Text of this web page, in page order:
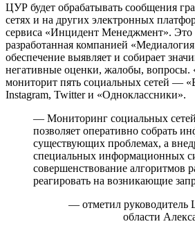
ЦУР будет обрабатывать сообщения
сетях и на других электронных
сервиса «Инцидент Менеджмент». Это
разработанная компанией
обеспечение выявляет и собирает
негативные оценки, жалобы, вопросы.
мониторит пять социальных сетей —
Instagram, Twitter и «Одноклассники».
— Мониторинг социальных
позволяет оперативно собрать
существующих проблемах, а
специальных информационных
совершенствование алгоритмов
реагировать на возникающие
— отметил руководитель
области